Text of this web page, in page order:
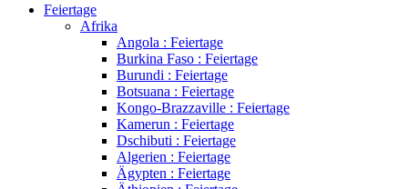
Feiertage
Afrika
Angola : Feiertage
Burkina Faso : Feiertage
Burundi : Feiertage
Botsuana : Feiertage
Kongo-Brazzaville : Feiertage
Kamerun : Feiertage
Dschibuti : Feiertage
Algerien : Feiertage
Ägypten : Feiertage